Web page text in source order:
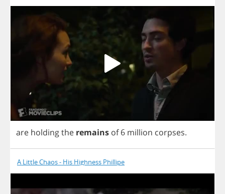
are holdingthe remains of6 million corpses.
A Little Chaos - His Highness Phillipe